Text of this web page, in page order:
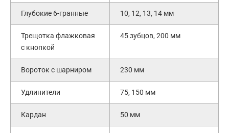
Глубокие 6-гранные 10, 12, 13, 14 мм
Трещотка флажковая
с кнопкой
45 зубцов, 200 мм
Вороток с шарниром 230 мм
Удлинители 75, 150 мм
Кардан 50 мм